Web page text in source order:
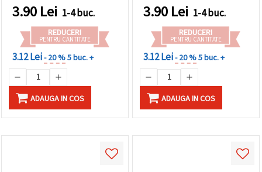
dat și
pe butonul
"Salvați"
Аcceptati
toate!
Setări
3.90 Lei 1-4 buc.
REDUCERI
PENTRU CANTITATE
3.12 Lei- 20 %5 buc. +
ADAUGA IN COS
3.90 Lei 1-4 buc.
REDUCERI
PENTRU CANTITATE
3.12 Lei- 20 %5 buc. +
ADAUGA IN COS